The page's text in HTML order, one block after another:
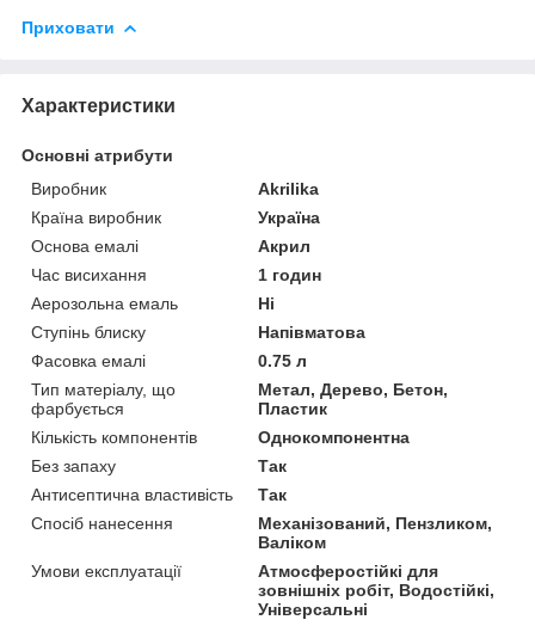
Приховати
Характеристики
Основні атрибути
Виробник
Akrilika
Країна виробник
Україна
Основа емалі
Акрил
Час висихання
1 годин
Аерозольна емаль
Ні
Ступінь блиску
Напівматова
Фасовка емалі
0.75 л
Тип матеріалу, що
фарбується
Метал, Дерево, Бетон,
Пластик
Кількість компонентів
Однокомпонентна
Без запаху
Так
Антисептична властивість
Так
Спосіб нанесення
Механізований, Пензликом,
Валіком
Умови експлуатації
Атмосферостійкі для
зовнішніх робіт, Водостійкі,
Універсальні